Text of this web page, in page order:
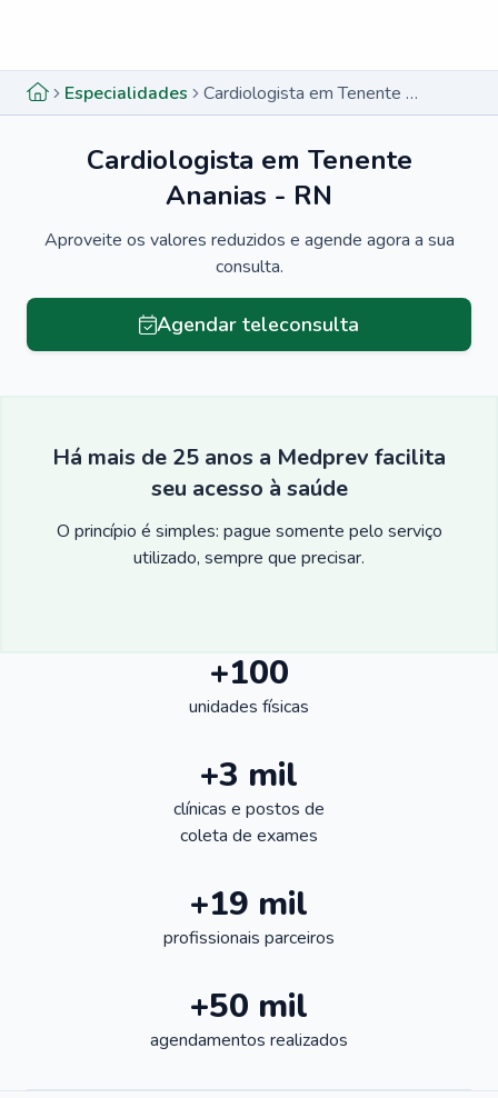
Especialidades Cardiologista em Tenente Ananias - RN
Cardiologista em Tenente
Ananias - RN
Aproveite os valores reduzidos e agende agora a sua
consulta.
Agendar teleconsulta
Há mais de 25 anos a Medprev facilita
seu acesso à saúde
O princípio é simples: pague somente pelo serviço
utilizado, sempre que precisar.
+100
unidades físicas
+3 mil
clínicas e postos de
coleta de exames
+19 mil
profissionais parceiros
+50 mil
agendamentos realizados